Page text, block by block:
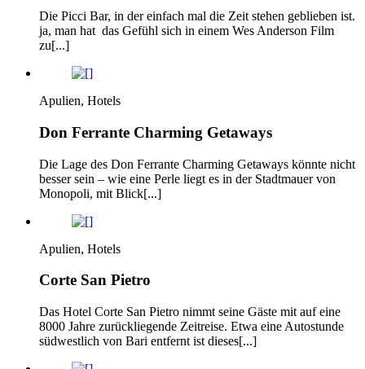
Die Picci Bar, in der einfach mal die Zeit stehen geblieben ist.
ja, man hat das Gefühl sich in einem Wes Anderson Film
zu[...]
Apulien, Hotels
Don Ferrante Charming Getaways
Die Lage des Don Ferrante Charming Getaways könnte nicht
besser sein – wie eine Perle liegt es in der Stadtmauer von
Monopoli, mit Blick[...]
Apulien, Hotels
Corte San Pietro
Das Hotel Corte San Pietro nimmt seine Gäste mit auf eine
8000 Jahre zurückliegende Zeitreise. Etwa eine Autostunde
südwestlich von Bari entfernt ist dieses[...]